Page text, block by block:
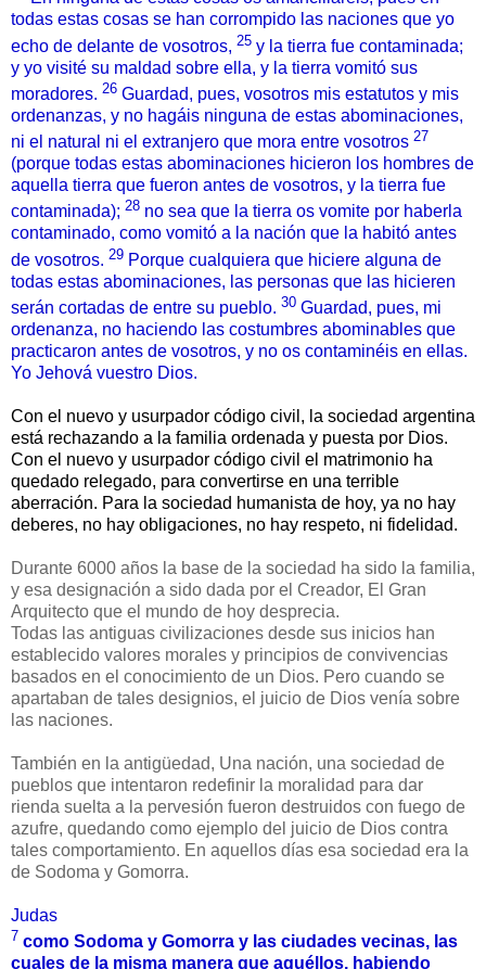
todas estas cosas se han corrompido las naciones que yo
echo de delante de vosotros, 25 y la tierra fue contaminada;
y yo visité su maldad sobre ella, y la tierra vomitó sus
moradores. 26 Guardad, pues, vosotros mis estatutos y mis
ordenanzas, y no hagáis ninguna de estas abominaciones,
ni el natural ni el extranjero que mora entre vosotros 27
(porque todas estas abominaciones hicieron los hombres de
aquella tierra que fueron antes de vosotros, y la tierra fue
contaminada); 28 no sea que la tierra os vomite por haberla
contaminado, como vomitó a la nación que la habitó antes
de vosotros. 29 Porque cualquiera que hiciere alguna de
todas estas abominaciones, las personas que las hicieren
serán cortadas de entre su pueblo. 30 Guardad, pues, mi
ordenanza, no haciendo las costumbres abominables que
practicaron antes de vosotros, y no os contaminéis en ellas.
Yo Jehová vuestro Dios.
Con el nuevo y usurpador código civil, la sociedad argentina
está rechazando a la familia ordenada y puesta por Dios.
Con el nuevo y usurpador código civil el matrimonio ha
quedado relegado, para convertirse en una terrible
aberración. Para la sociedad humanista de hoy, ya no hay
deberes, no hay obligaciones, no hay respeto, ni fidelidad.
Durante 6000 años la base de la sociedad ha sido la familia,
y esa designación a sido dada por el Creador, El Gran
Arquitecto que el mundo de hoy desprecia.
Todas las antiguas civilizaciones desde sus inicios han
establecido valores morales y principios de convivencias
basados en el conocimiento de un Dios. Pero cuando se
apartaban de tales designios, el juicio de Dios venía sobre
las naciones.
También en la antigüedad, Una nación, una sociedad de
pueblos que intentaron redefinir la moralidad para dar
rienda suelta a la pervesión fueron destruidos con fuego de
azufre, quedando como ejemplo del juicio de Dios contra
tales comportamiento. En aquellos días esa sociedad era la
de Sodoma y Gomorra.
Judas
7 como Sodoma y Gomorra y las ciudades vecinas, las
cuales de la misma manera que aquéllos, habiendo